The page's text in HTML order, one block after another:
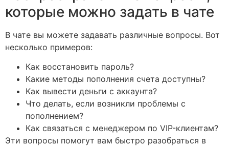
которые можно задать в чате
В чате вы можете задавать различные вопросы. Вот
несколько примеров:
Как восстановить пароль?
Какие методы пополнения счета доступны?
Как вывести деньги с аккаунта?
Что делать, если возникли проблемы с
пополнением?
Как связаться с менеджером по VIP-клиентам?
Эти вопросы помогут вам быстро разобраться в